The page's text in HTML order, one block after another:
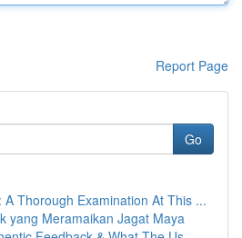
Report Page
Go
A Thorough Examination At This ...
yang Meramaikan Jagat Maya